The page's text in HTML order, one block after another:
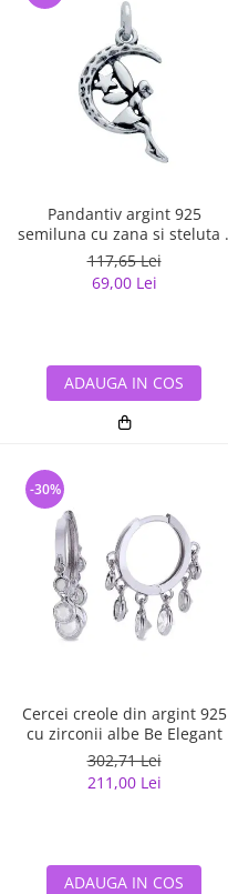
Pandantiv argint 925
semiluna cu zana si steluta -
Be Fantastic PSX0560
117,65 Lei
69,00 Lei
ADAUGA IN COS
Cercei creole din argint 925
cu zirconii albe Be Elegant
302,71 Lei
211,00 Lei
-30%
ADAUGA IN COS